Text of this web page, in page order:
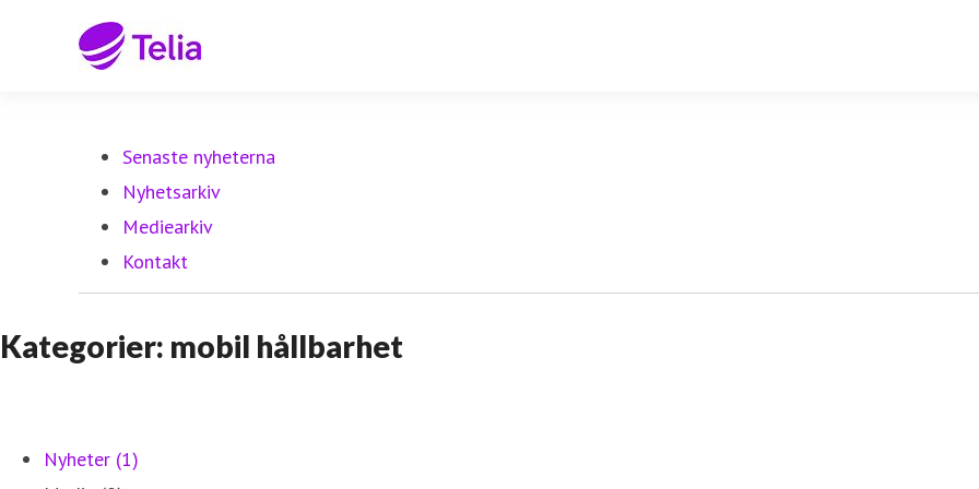
Senaste nyheterna
Nyhetsarkiv
Mediearkiv
Kontakt
Kategorier: mobil hållbarhet
Nyheter (1)